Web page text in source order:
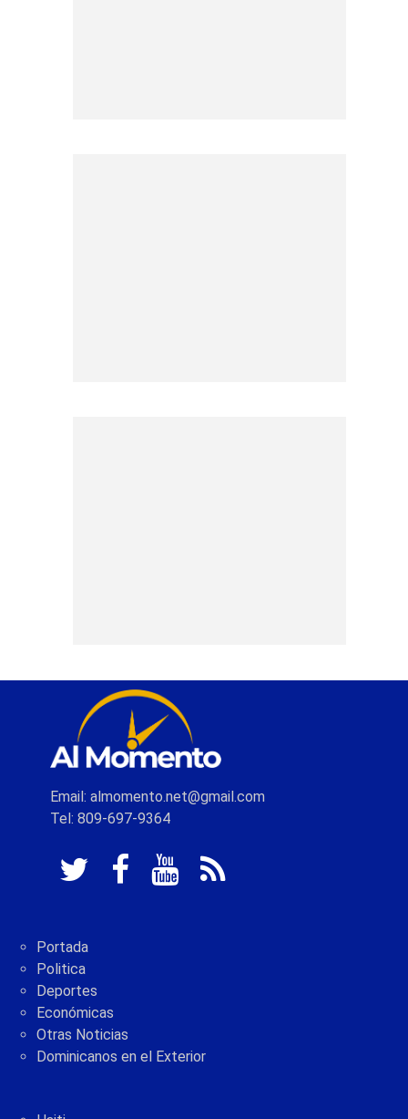
Email: almomento.net@gmail.com
Tel: 809-697-9364
Portada
Politica
Deportes
Económicas
Otras Noticias
Dominicanos en el Exterior